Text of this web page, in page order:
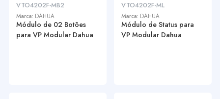
VTO4202F-MB2
Marca: DAHUA
Módulo de 02 Botões
para VP Modular Dahua
VTO4202F-ML
Marca: DAHUA
Módulo de Status para
VP Modular Dahua